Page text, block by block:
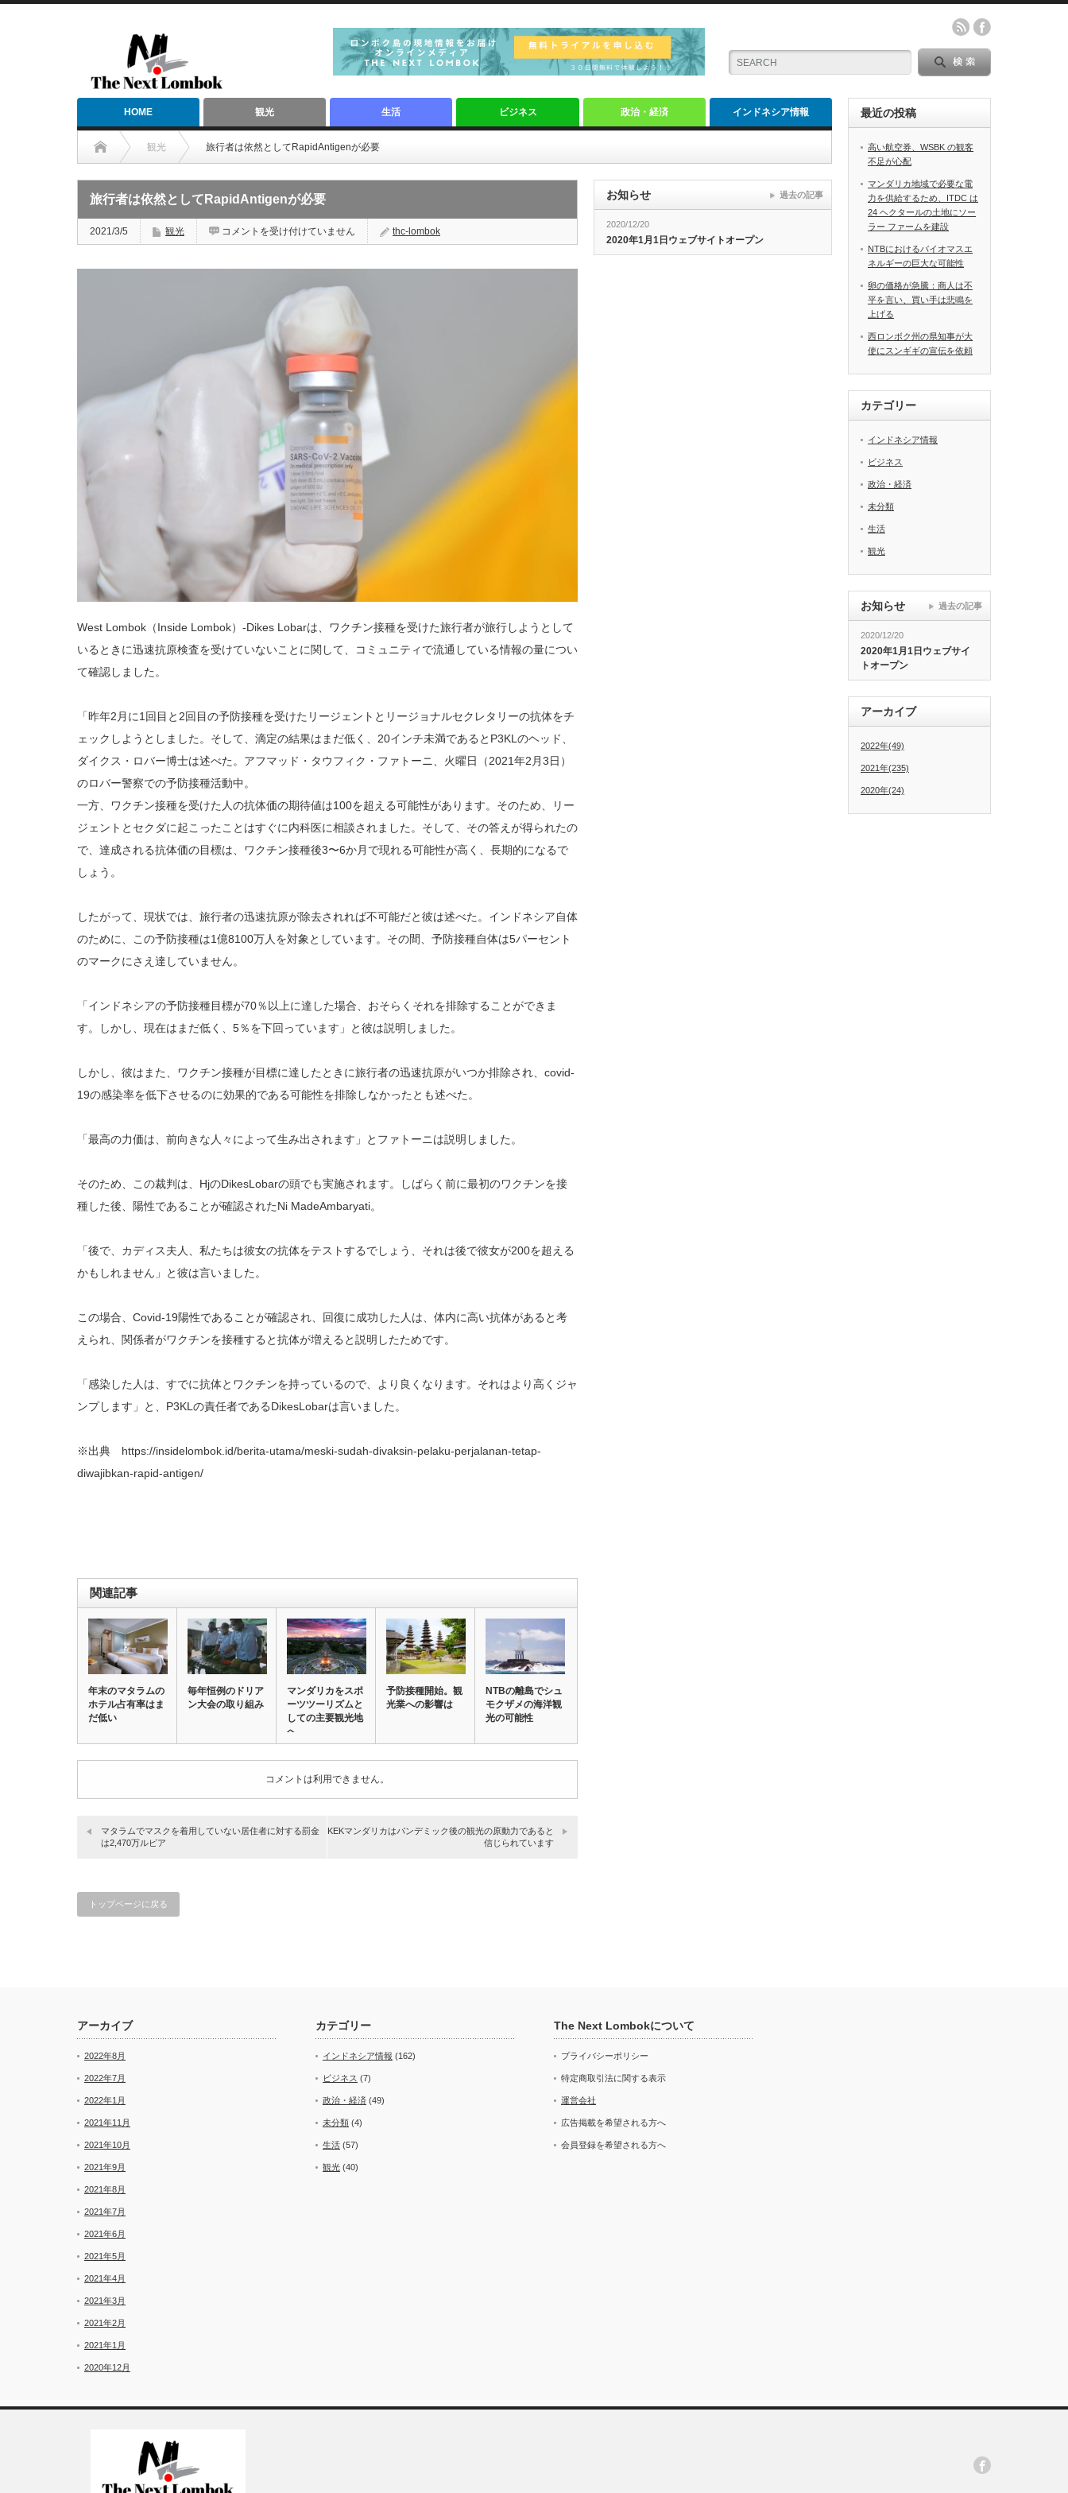
HOME 観光 生活 ビジネス 政治・経済 インドネシア情報
観光 旅行者は依然としてRapidAntigenが必要
旅行者は依然としてRapidAntigenが必要
2021/3/5 観光
旅
依
RapidAntigen
要
コメントを受け付けていません thc-lombok
West Lombok（Inside Lombok）-Dikes Lobarは、ワクチン接種を受けた旅行者が旅行しようとして
いるときに迅速抗原検査を受けていないことに関して、コミュニティで流通している情報の量につい
て確認しました。
「昨年2月に1回目と2回目の予防接種を受けたリージェントとリージョナルセクレタリーの抗体をチ
ェックしようとしました。そして、滴定の結果はまだ低く、20インチ未満であるとP3KLのヘッド、
ダイクス・ロバー博士は述べた。アフマッド・タウフィク・ファトーニ、火曜日（2021年2月3日）
のロバー警察での予防接種活動中。
一方、ワクチン接種を受けた人の抗体価の期待値は100を超える可能性があります。そのため、リー
ジェントとセクダに起こったことはすぐに内科医に相談されました。そして、その答えが得られたの
で、達成される抗体価の目標は、ワクチン接種後3〜6か月で現れる可能性が高く、長期的になるで
しょう。
したがって、現状では、旅行者の迅速抗原が除去されれば不可能だと彼は述べた。インドネシア自体
のために、この予防接種は1億8100万人を対象としています。その間、予防接種自体は5パーセント
のマークにさえ達していません。
「インドネシアの予防接種目標が70％以上に達した場合、おそらくそれを排除することができま
す。しかし、現在はまだ低く、5％を下回っています」と彼は説明しました。
しかし、彼はまた、ワクチン接種が目標に達したときに旅行者の迅速抗原がいつか排除され、covid-
19の感染率を低下させるのに効果的である可能性を排除しなかったとも述べた。
「最高の力価は、前向きな人々によって生み出されます」とファトーニは説明しました。
そのため、この裁判は、HjのDikesLobarの頭でも実施されます。しばらく前に最初のワクチンを接
種した後、陽性であることが確認されたNi MadeAmbaryati。
「後で、カディス夫人、私たちは彼女の抗体をテストするでしょう、それは後で彼女が200を超える
かもしれません」と彼は言いました。
この場合、Covid-19陽性であることが確認され、回復に成功した人は、体内に高い抗体があると考
えられ、関係者がワクチンを接種すると抗体が増えると説明したためです。
「感染した人は、すでに抗体とワクチンを持っているので、より良くなります。それはより高くジャ
ンプします」と、P3KLの責任者であるDikesLobarは言いました。
※出典 https://insidelombok.id/berita-utama/meski-sudah-divaksin-pelaku-perjalanan-tetap-
diwajibkan-rapid-antigen/
関連記事
年末のマタラムの
ホテル占有率はま
だ低い
毎年恒例のドリア
ン大会の取り組み
マンダリカをスポ
ーツツーリズムと
しての主要観光地
へ
予防接種開始。観
光業への影響は
NTBの離島でシュ
モクザメの海洋観
光の可能性
コメントは利用できません。
マタラムでマスクを着用していない居住者に対する罰金
は2,470万ルピア
KEKマンダリカはパンデミック後の観光の原動力であると
信じられています
トップページに戻る
お知らせ
2020/12/20
2020年1月1日ウェブサイトオープン
過去の記事
最近の投稿
高い航空券、WSBK の観客
不足が心配
マンダリカ地域で必要な電
力を供給するため、ITDC は
24 ヘクタールの土地にソー
ラー ファームを建設
NTBにおけるバイオマスエ
ネルギーの巨大な可能性
卵の価格が急騰：商人は不
平を言い、買い手は悲鳴を
上げる
西ロンボク州の県知事が大
使にスンギギの宣伝を依頼
カテゴリー
インドネシア情報
ビジネス
政治・経済
未分類
生活
観光
お知らせ
2020/12/20
2020年1月1日ウェブサイ
トオープン
過去の記事
アーカイブ
2022年(49)
2021年(235)
2020年(24)
アーカイブ
2022年8月
2022年7月
2022年1月
2021年11月
2021年10月
2021年9月
2021年8月
2021年7月
2021年6月
2021年5月
2021年4月
2021年3月
2021年2月
2021年1月
2020年12月
カテゴリー
インドネシア情報 (162)
ビジネス (7)
政治・経済 (49)
未分類 (4)
生活 (57)
観光 (40)
The Next Lombokについて
プライバシーポリシー
特定商取引法に関する表示
運営会社
広告掲載を希望される方へ
会員登録を希望される方へ